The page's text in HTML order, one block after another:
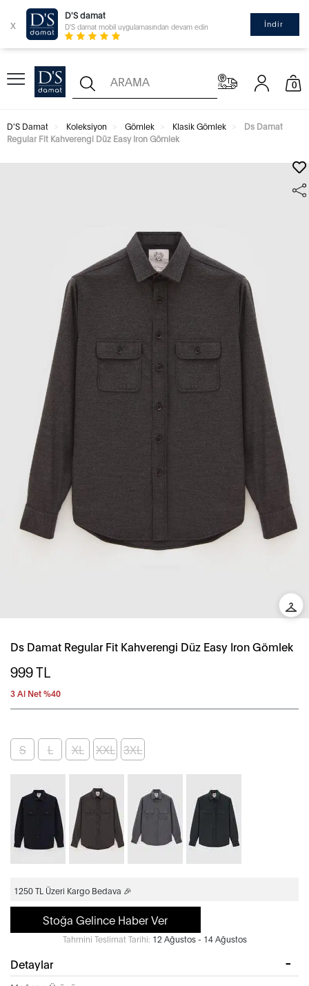
x
D'S damat
D'S damat mobil uygulamasından devam edin İndir
0
D'S Damat Koleksiyon Gömlek Klasik Gömlek
Ds Damat
Regular Fit Kahverengi Düz Easy Iron Gömlek
Ds Damat Regular Fit Kahverengi Düz Easy Iron Gömlek
999TL
3 Al Net %40
S L XL XXL 3XL
1250 TL Üzeri Kargo Bedava 🎉
Stoğa Gelince Haber Ver
Tahmini Teslimat Tarihi: 12 Ağustos - 14 Ağustos
Detaylar